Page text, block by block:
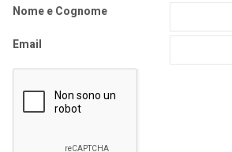
Nome e Cognome
Email